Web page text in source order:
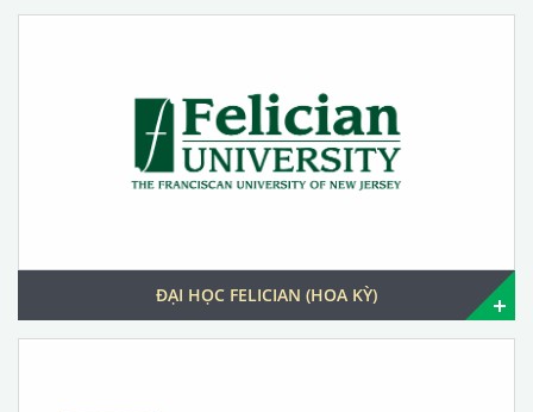
ĐẠI HỌC FELICIAN (HOA KỲ)